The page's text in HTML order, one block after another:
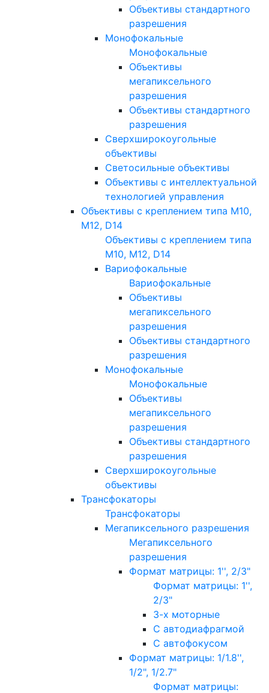
Объективы стандартного
разрешения
Монофокальные
Монофокальные
Объективы
мегапиксельного
разрешения
Объективы стандартного
разрешения
Сверхширокоугольные
объективы
Светосильные объективы
Объективы с интеллектуальной
технологией управления
Объективы с креплением типа M10,
M12, D14
Объективы с креплением типа
M10, M12, D14
Вариофокальные
Вариофокальные
Объективы
мегапиксельного
разрешения
Объективы стандартного
разрешения
Монофокальные
Монофокальные
Объективы
мегапиксельного
разрешения
Объективы стандартного
разрешения
Сверхширокоугольные
объективы
Трансфокаторы
Трансфокаторы
Мегапиксельного разрешения
Мегапиксельного
разрешения
Формат матрицы: 1'', 2/3"
Формат матрицы: 1'',
2/3"
3-х моторные
С автодиафрагмой
С автофокусом
Формат матрицы: 1/1.8'',
1/2", 1/2.7"
Формат матрицы: